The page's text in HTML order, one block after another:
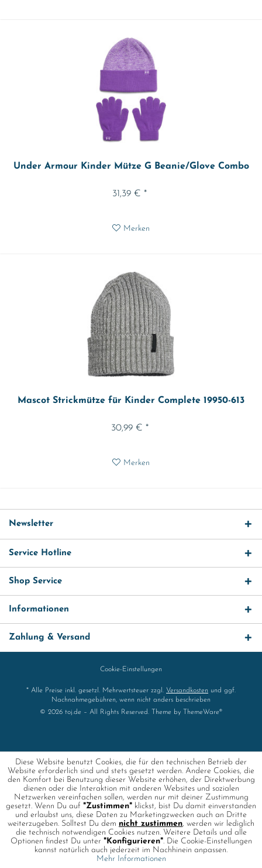
Under Armour Kinder Mütze G Beanie/Glove Combo
31,39 € *
Merken
Mascot Strickmütze für Kinder Complete 19950-613
30,99 € *
Merken
Newsletter
Service Hotline
Shop Service
Informationen
Zahlung & Versand
Cookie-Einstellungen
* Alle Preise inkl. gesetzl. Mehrwertsteuer zzgl. Versandkosten und ggf.
Nachnahmegebühren, wenn nicht anders beschrieben
© 2026 toj.de – All Rights Reserved. Theme by
ThemeWare®
Diese Website benutzt Cookies, die für den technischen Betrieb der
Website erforderlich sind und stets gesetzt werden. Andere Cookies, die
den Komfort bei Benutzung dieser Website erhöhen, der Direktwerbung
dienen oder die Interaktion mit anderen Websites und sozialen
Netzwerken vereinfachen sollen, werden nur mit deiner Zustimmung
gesetzt. Wenn Du auf "Zustimmen" klickst, bist Du damit einverstanden
und erlaubst uns, diese Daten zu Marketingzwecken auch an Dritte
weiterzugeben. Solltest Du dem nicht zustimmen, werden wir lediglich
die technisch notwendigen Cookies nutzen. Weitere Details und alle
Optionen findest Du unter "Konfigurieren". Die Cookie-Einstellungen
kannst natürlich auch jederzeit im Nachhinein anpassen.
Mehr Informationen